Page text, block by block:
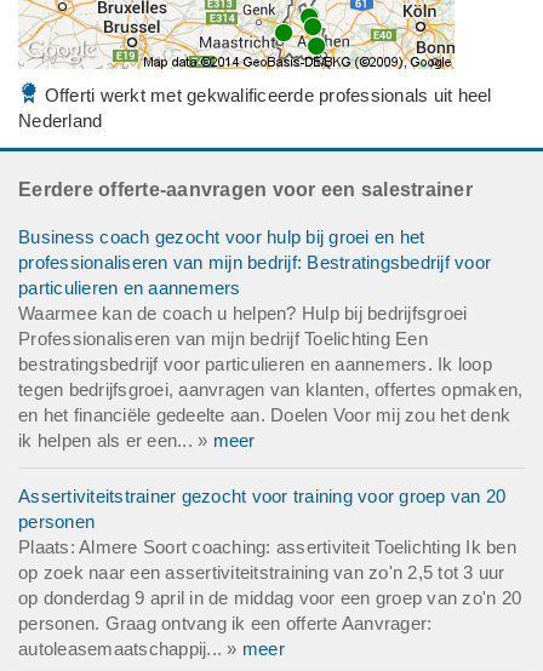
Offerti werkt met gekwalificeerde professionals uit heel
Nederland
Eerdere offerte-aanvragen voor een salestrainer
Business coach gezocht voor hulp bij groei en het
professionaliseren van mijn bedrijf: Bestratingsbedrijf voor
particulieren en aannemers
Waarmee kan de coach u helpen? Hulp bij bedrijfsgroei
Professionaliseren van mijn bedrijf Toelichting Een
bestratingsbedrijf voor particulieren en aannemers. Ik loop
tegen bedrijfsgroei, aanvragen van klanten, offertes opmaken,
en het financiële gedeelte aan. Doelen Voor mij zou het denk
ik helpen als er een... » meer
Assertiviteitstrainer gezocht voor training voor groep van 20
personen
Plaats: Almere Soort coaching: assertiviteit Toelichting Ik ben
op zoek naar een assertiviteitstraining van zo'n 2,5 tot 3 uur
op donderdag 9 april in de middag voor een groep van zo'n 20
personen. Graag ontvang ik een offerte Aanvrager:
autoleasemaatschappij... » meer